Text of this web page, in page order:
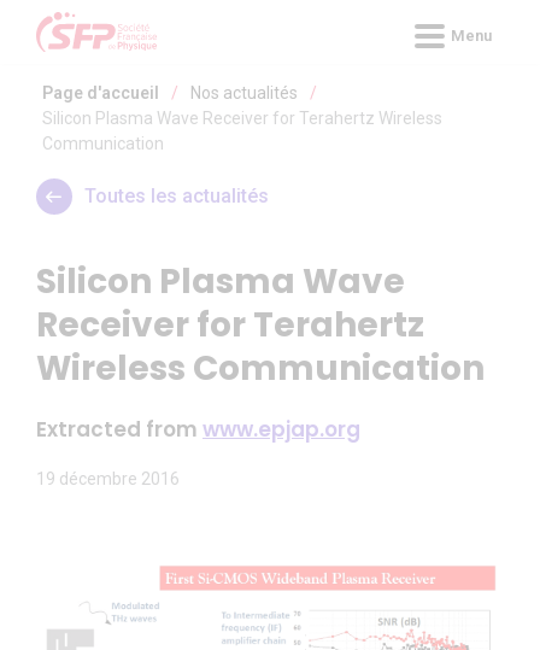
Panneau de gestion des cookies
Menu
Page d'accueil / Nos actualités
/
Silicon Plasma Wave Receiver for Terahertz Wireless
Communication
Toutes les actualités
Silicon Plasma Wave
Receiver for Terahertz
Wireless Communication
Extracted from www.epjap.org
19 décembre 2016